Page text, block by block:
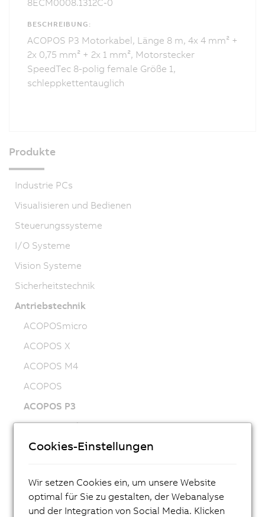
BESCHREIBUNG:
ACOPOS P3 Motorkabel, Länge 8 m, 4x 4 mm² +
2x 0,75 mm² + 2x 1 mm², Motorstecker
SpeedTec 8-polig female Größe 1,
schleppkettentauglich
Produkte
Industrie PCs
Visualisieren und Bedienen
Steuerungssysteme
I/O Systeme
Vision Systeme
Sicherheitstechnik
Antriebstechnik
ACOPOSmicro
ACOPOS X
ACOPOS M4
ACOPOS
ACOPOS P3
ACOPOSmulti
ACOPOSremote
Frequenzumrichter (VFD)
Synchronmotoren 8LS-4
Cookies-Einstellungen
Wir setzen Cookies ein, um unsere Website
optimal für Sie zu gestalten, der Webanalyse
und der Integration von Social Media. Klicken